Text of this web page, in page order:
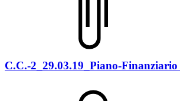
C.C.-2_29.03.19_Piano-